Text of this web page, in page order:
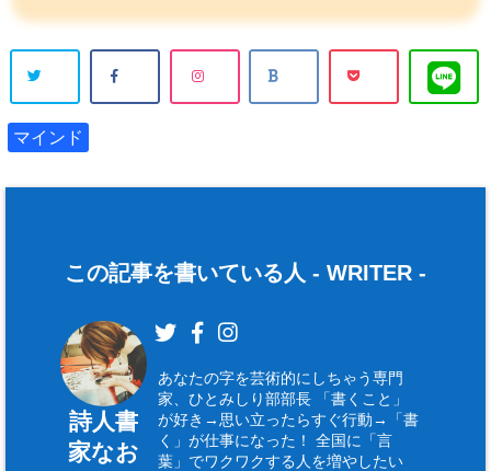
マインド
この記事を書いている人 - WRITER -
詩人書
家なお
あなたの字を芸術的にしちゃう専門
家、ひとみしり部部長 「書くこと」
が好き→思い立ったらすぐ行動→「書
く」が仕事になった！ 全国に「言
葉」でワクワクする人を増やしたい